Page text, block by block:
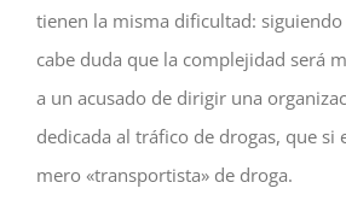
tienen la misma dificultad:
cabe duda que la complejidad será
a un acusado de dirigir una
dedicada al tráfico de drogas, que si
mero «transportista» de droga.